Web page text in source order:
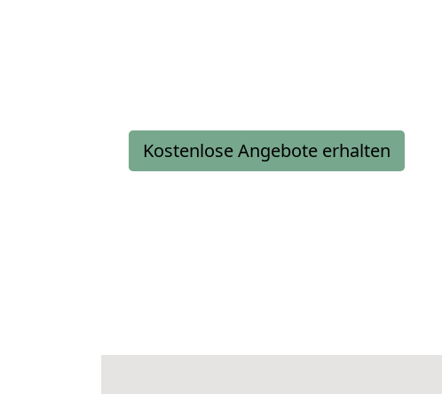
Kostenlose Angebote erhalten